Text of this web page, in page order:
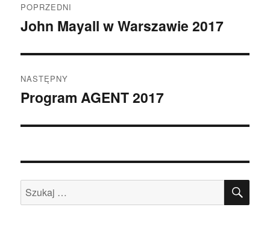
wpisu
POPRZEDNI
Poprzedni
John Mayall w Warszawie 2017
NASTĘPNY
Następny
Program AGENT 2017
Szukaj: